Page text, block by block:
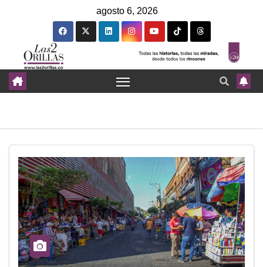
agosto 6, 2026